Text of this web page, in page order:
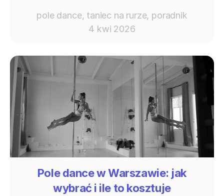
pole dance, taniec na rurze, poradnik
4 kwi 2026
Pole dance w Warszawie: jak
wybrać i ile to kosztuje